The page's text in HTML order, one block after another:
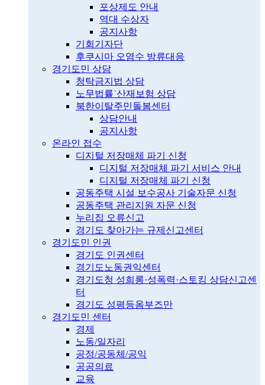
포상제도 안내
역대 수상자
공지사항
기회기자단
후쿠시마 오염수 방류대응
경기도민 상담
청탁금지법 상담
노무법률˙산재보험 상담
북한이탈주민돌봄센터
상담안내
공지사항
온라인 접수
디지털 저장매체 파기 신청
디지털 저장매체 파기 서비스 안내
디지털 저장매체 파기 신청
공동주택 시설 보수공사 기술자문 신청
공동주택 관리지원 자문 신청
누리집 오류신고
경기도 찾아가는 규제신고센터
경기도민 인권
경기도 인권센터
경기도노동권익센터
경기도청 성희롱·성폭력·스토킹 상담신고센
터
경기도 성평등옴부즈만
경기도민 센터
경제
노동/일자리
공정/공동체/공익
공공의료
교육